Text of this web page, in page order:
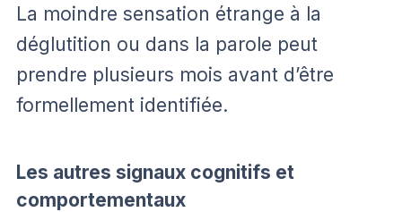
La moindre sensation étrange à la
déglutition ou dans la parole peut
prendre plusieurs mois avant d’être
formellement identifiée.
Les autres signaux cognitifs et
comportementaux